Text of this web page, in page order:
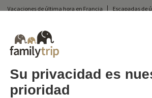
Vacaciones de última hora en Francia
Escapadas de
Vacaciones en camping en Francia
Destinos
Vacaciones de esquí en Francia
Familytrip
Su privacidad es
prioridad